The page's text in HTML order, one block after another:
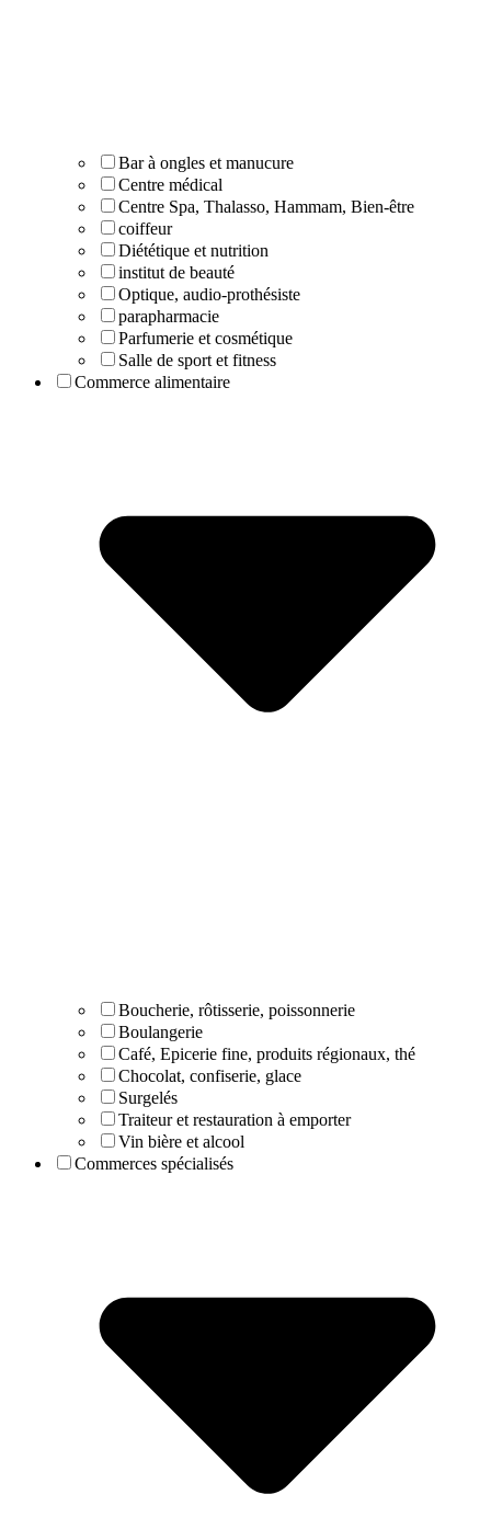
Bar à ongles et manucure
Centre médical
Centre Spa, Thalasso, Hammam, Bien-être
coiffeur
Diététique et nutrition
institut de beauté
Optique, audio-prothésiste
parapharmacie
Parfumerie et cosmétique
Salle de sport et fitness
Commerce alimentaire
Boucherie, rôtisserie, poissonnerie
Boulangerie
Café, Epicerie fine, produits régionaux, thé
Chocolat, confiserie, glace
Surgelés
Traiteur et restauration à emporter
Vin bière et alcool
Commerces spécialisés